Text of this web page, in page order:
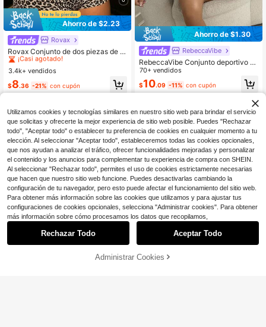
Ahorro de $2.23
Rovax
Rovax Conjunto de dos piezas de s
horts para mujer con estampado de
leopardo, top corto ajustado de ver
ano + shorts casuales de cintura alt
a con elástico
#5 Más vendidos
¡Casi agotado!
#5 Más vendidos
¡Casi agotado!
#5 Más vendidos
¡Casi agotado!
#5 Más vendidos
en Mujeres elegantes Coordenadas
¡Casi agotado!
3.4k+ vendidos
$8.36 -21% con cupón
Ahorro de $1.30
RebeccaVibe
RebeccaVibe Conjunto deportivo d
e top corto de punto a rayas gris y b
lanco y leggings para mujeres
70+ vendidos
$10.09 -11% con cupón
¡33% DE DESCUENTO!
Utilizamos cookies y tecnologías similares en nuestro sitio web para brindar el servicio
que solicitas y ofrecerte la mejor experiencia de sitio web posible. Puedes "Rechazar
todo", "Aceptar todo" o establecer tu preferencia de cookies en cualquier momento a tu
elección. Al seleccionar "Aceptar todo", estableceremos todas las cookies opcionales,
que nos ayudan a analizar el tráfico, ofrecer funcionalidades mejoradas y personalizar
el contenido y los anuncios para complementar tu experiencia de compra con SHEIN.
Al seleccionar "Rechazar todo", permites el uso de cookies estrictamente necesarias
que hacen que nuestro sitio web funcione. Puedes desactivarlas cambiando la
configuración de tu navegador, pero esto puede afectar el funcionamiento del sitio web.
Para obtener más información sobre las cookies que utilizamos y para ajustar tus
configuraciones de cookies opcionales, selecciona "Administrar cookies". Para obtener
más información sobre cómo procesamos los datos que recopilamos,
Rechazar Todo Aceptar Todo
Administrar Cookies